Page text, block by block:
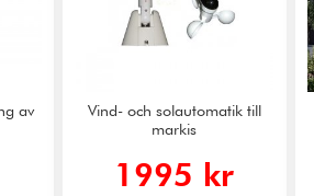
av
Vind- och solautomatik till
markis
1995 kr